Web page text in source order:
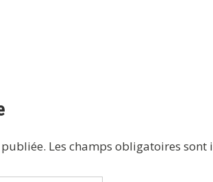
Les champs obligatoires sont